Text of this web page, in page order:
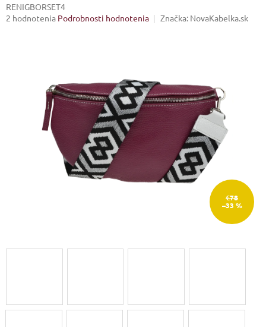
RENIGBORSET4
Priemerné
hviezdičiek.
2 hodnotenia Podrobnosti hodnotenia Značka: NovaKabelka.sk
€78
–33 %